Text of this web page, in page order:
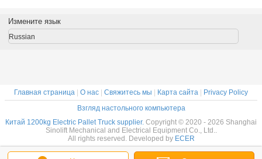
паллета
идя тележки
поддонов
Измените язык
Russian
Главная страница | О нас | Свяжитесь мы | Карта сайта | Privacy Policy
Взгляд настольного компьютера
Китай 1200kg Electric Pallet Truck supplier. Copyright © 2020 - 2026 Shanghai
Sinolift Mechanical and Electrical Equipment Co., Ltd..
All rights reserved. Developed by ECER